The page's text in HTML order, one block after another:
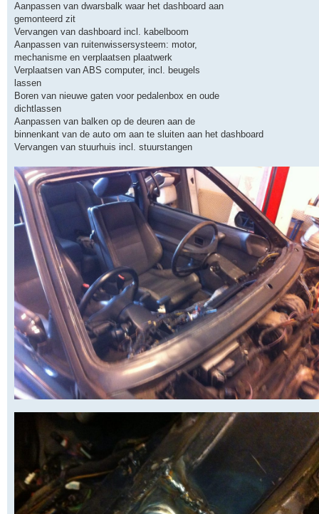
Aanpassen van dwarsbalk waar het dashboard aan
gemonteerd zit
Vervangen van dashboard incl. kabelboom
Aanpassen van ruitenwissersysteem: motor,
mechanisme en verplaatsen plaatwerk
Verplaatsen van ABS computer, incl. beugels
lassen
Boren van nieuwe gaten voor pedalenbox en oude
dichtlassen
Aanpassen van balken op de deuren aan de
binnenkant van de auto om aan te sluiten aan het dashboard
Vervangen van stuurhuis incl. stuurstangen